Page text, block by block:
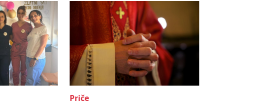
Priče